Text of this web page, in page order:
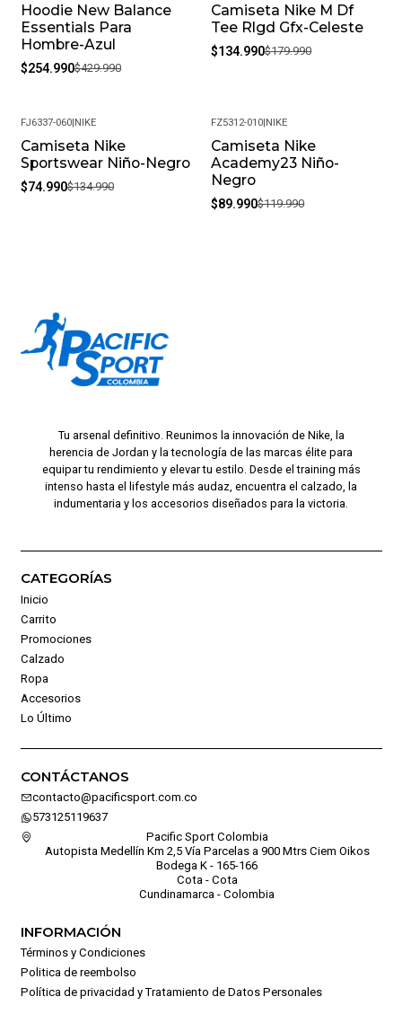
-41%
Hoodie New Balance
Essentials Para
Hombre-Azul
$254.990$429.990
-25%
Camiseta Nike M Df
Tee Rlgd Gfx-Celeste
$134.990$179.990
-44%
FJ6337-060| NIKE
Camiseta Nike
Sportswear Niño-Negro
$74.990$134.990
-25%
FZ5312-010 NIKE
Camiseta Nike
Academy23 Niño-
Negro
$89.990$119.990
Tu arsenal definitivo. Reunimos la innovación de Nike, la
herencia de Jordan y la tecnología de las marcas élite para
equipar tu rendimiento y elevar tu estilo. Desde el training más
intenso hasta el lifestyle más audaz, encuentra el calzado, la
indumentaria y los accesorios diseñados para la victoria.
CATEGORÍAS
Inicio
Carrito
Promociones
Calzado
Ropa
Accesorios
Lo Último
CONTÁCTANOS
contacto@pacificsport.com.co
573125119637
Pacific Sport Colombia
Autopista Medellín Km 2,5 Vía Parcelas a 900 Mtrs Ciem Oikos
Bodega K - 165-166
Cota - Cota
Cundinamarca - Colombia
INFORMACIÓN
Términos y Condiciones
Politica de reembolso
Política de privacidad y Tratamiento de Datos Personales